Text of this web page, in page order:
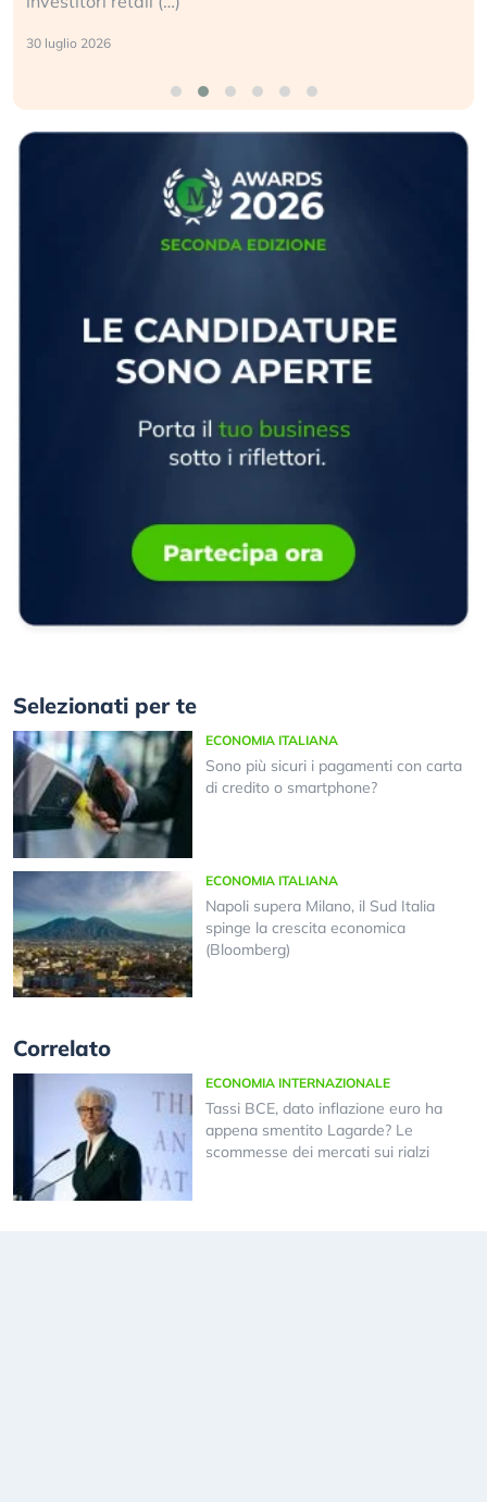
30 luglio 2026
Selezionati per te
ECONOMIA ITALIANA
Sono più sicuri i pagamenti con carta
di credito o smartphone?
ECONOMIA ITALIANA
Napoli supera Milano, il Sud Italia
spinge la crescita economica
(Bloomberg)
Correlato
ECONOMIA INTERNAZIONALE
Tassi BCE, dato inflazione euro ha
appena smentito Lagarde? Le
scommesse dei mercati sui rialzi